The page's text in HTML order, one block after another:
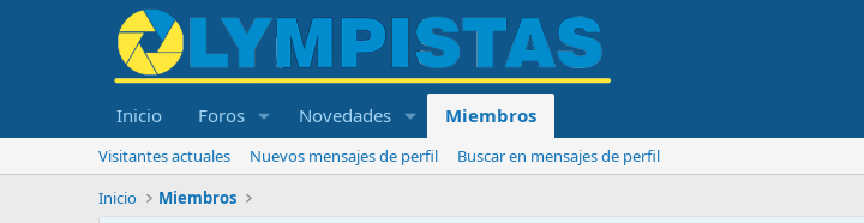
Inicio Foros Novedades Miembros
Visitantes actuales Nuevos mensajes de perfil
Buscar en mensajes de perfil
Inicio
Miembros